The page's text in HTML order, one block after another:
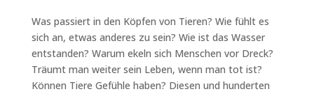
Was passiert in den Köpfen von Tieren? Wie fühlt es
sich an, etwas anderes zu sein? Wie ist das Wasser
entstanden? Warum ekeln sich Menschen vor Dreck?
Träumt man weiter sein Leben, wenn man tot ist?
Können Tiere Gefühle haben? Diesen und hunderten